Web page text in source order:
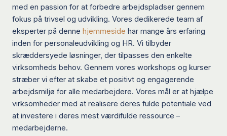
med en passion for at forbedre arbejdspladser gennem
fokus på trivsel og udvikling. Vores dedikerede team af
eksperter på denne hjemmeside har mange års erfaring
inden for personaleudvikling og HR. Vi tilbyder
skræddersyede løsninger, der tilpasses den enkelte
virksomheds behov. Gennem vores workshops og kurser
stræber vi efter at skabe et positivt og engagerende
arbejdsmiljø for alle medarbejdere. Vores mål er at hjælpe
virksomheder med at realisere deres fulde potentiale ved
at investere i deres mest værdifulde ressource –
medarbejderne.